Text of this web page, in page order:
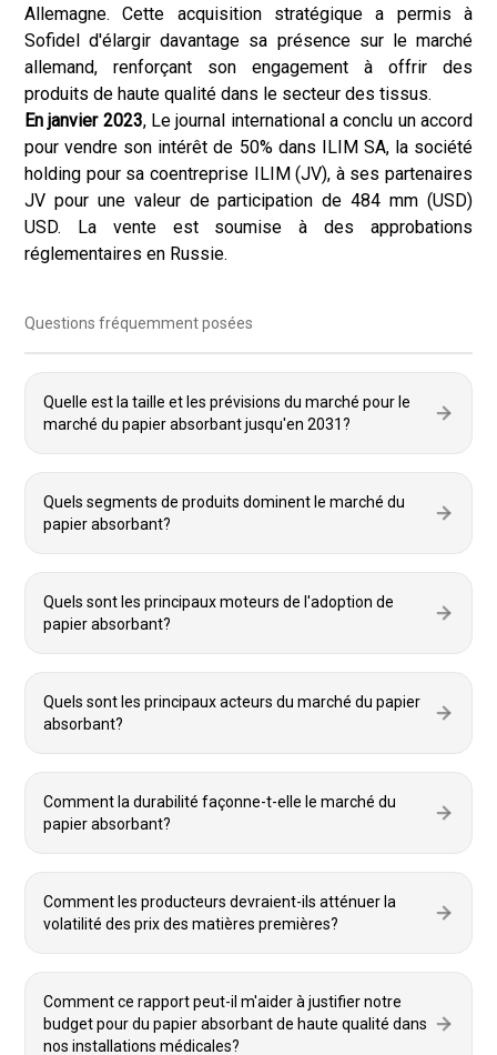
Allemagne. Cette acquisition stratégique a permis à
Sofidel d'élargir davantage sa présence sur le marché
allemand, renforçant son engagement à offrir des
produits de haute qualité dans le secteur des tissus.
En janvier 2023, Le journal international a conclu un accord
pour vendre son intérêt de 50% dans ILIM SA, la société
holding pour sa coentreprise ILIM (JV), à ses partenaires
JV pour une valeur de participation de 484 mm (USD)
USD. La vente est soumise à des approbations
réglementaires en Russie.
Questions fréquemment posées
Quelle est la taille et les prévisions du marché pour le
marché du papier absorbant jusqu'en 2031?
Quels segments de produits dominent le marché du
papier absorbant?
Quels sont les principaux moteurs de l'adoption de
papier absorbant?
Quels sont les principaux acteurs du marché du papier
absorbant?
Comment la durabilité façonne-t-elle le marché du
papier absorbant?
Comment les producteurs devraient-ils atténuer la
volatilité des prix des matières premières?
Comment ce rapport peut-il m'aider à justifier notre
budget pour du papier absorbant de haute qualité dans
nos installations médicales?